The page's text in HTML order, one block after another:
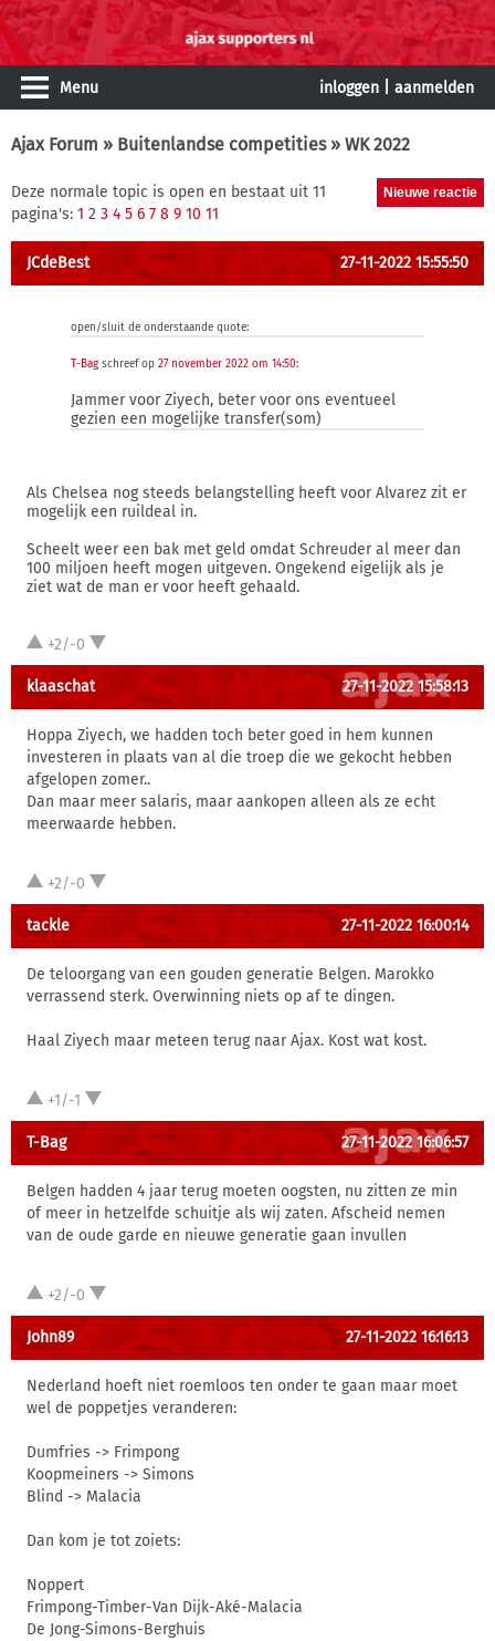
Menu inloggen aanmelden
Ajax Forum » Buitenlandse competities» WK 2022
Deze normale topic is open en bestaat uit 11
pagina's: 1 2 3 4 5 6 7 8 9 10 11
JCdeBest 27-11-2022 15:55:50
open/sluit de onderstaande quote:
T-Bag schreef op 27 november 2022 om 14:50:
Jammer voor Ziyech, beter voor ons eventueel
gezien een mogelijke transfer(som)
Als Chelsea nog steeds belangstelling heeft voor Alvarez zit er
mogelijk een ruildeal in.
Scheelt weer een bak met geld omdat Schreuder al meer dan
100 miljoen heeft mogen uitgeven. Ongekend eigelijk als je
ziet wat de man er voor heeft gehaald.
+2/-0
klaaschat 27-11-2022 15:58:13
Hoppa Ziyech, we hadden toch beter goed in hem kunnen
investeren in plaats van al die troep die we gekocht hebben
afgelopen zomer..
Dan maar meer salaris, maar aankopen alleen als ze echt
meerwaarde hebben.
+2/-0
tackle 27-11-2022 16:00:14
De teloorgang van een gouden generatie Belgen. Marokko
verrassend sterk. Overwinning niets op af te dingen.
Haal Ziyech maar meteen terug naar Ajax. Kost wat kost.
+1/-1
T-Bag 27-11-2022 16:06:57
Belgen hadden 4 jaar terug moeten oogsten, nu zitten ze min
of meer in hetzelfde schuitje als wij zaten. Afscheid nemen
van de oude garde en nieuwe generatie gaan invullen
+2/-0
John89 27-11-2022 16:16:13
Nederland hoeft niet roemloos ten onder te gaan maar moet
wel de poppetjes veranderen:
Dumfries -> Frimpong
Koopmeiners -> Simons
Blind -> Malacia
Dan kom je tot zoiets:
Noppert
Frimpong-Timber-Van Dijk-Aké-Malacia
De Jong-Simons-Berghuis